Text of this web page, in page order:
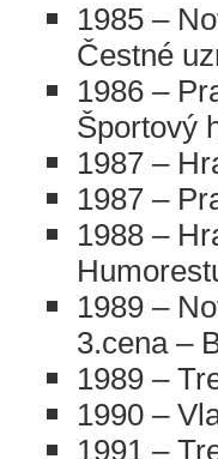
1985 –
Čestné
1986 –
Športový
1987 –
1987 –
1988 –
1989 –
3.cena –
1989 –
1990 –
1991 –